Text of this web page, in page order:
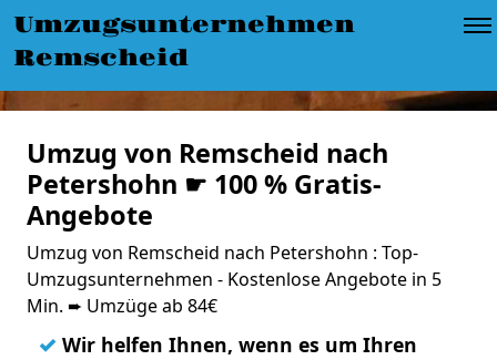
Umzugsunternehmen
Remscheid
Umzug von Remscheid nach
Petershohn ☛ 100 % Gratis-
Angebote
Umzug von Remscheid nach Petershohn : Top-
Umzugsunternehmen - Kostenlose Angebote in 5
Min. ➨ Umzüge ab 84€
✓ Wir helfen Ihnen, wenn es um Ihren